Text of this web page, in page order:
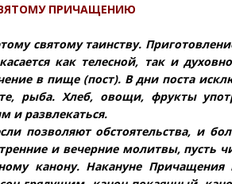
ПРИЧАЩЕНИЮ
святому таинству.
как телесной, так и
в пище (пост). В дни поста
рыба. Хлеб, овощи, фрукты
и развлекаться.
позволяют обстоятельства, и
и вечерние молитвы, пусть
канону. Накануне